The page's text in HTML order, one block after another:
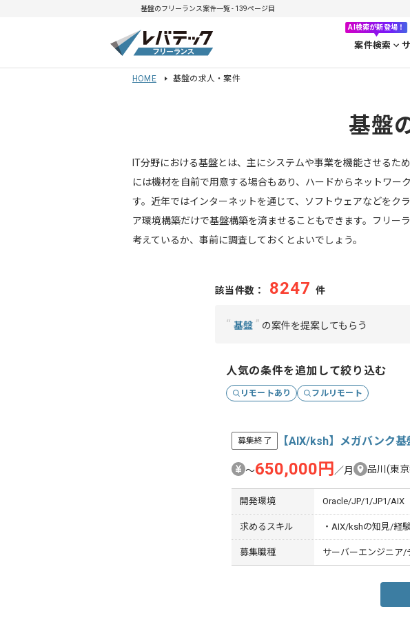
基盤のフリーランス案件一覧 - 139ページ目
AI検索が新登場！
案件検索
HOME 基盤の求人・案件
基盤
IT分野における基盤とは、主にシステムや事業を機能させる
には機材を自前で用意する場合もあり、ハードからネットワ
す。近年ではインターネットを通じて、ソフトウェアなどをク
ア環境構築だけで基盤構築を済ませることもできます。フリ
考えているか、事前に調査しておくとよいでしょう。
該当件数： 8247 件
“ 基盤 ” の案件を提案してもらう
人気の条件を追加して絞り込む
リモートあり フルリモート
募集終了 【AIX/ksh】メガバンク
〜650,000円 ／月 品川(東
開発環境 Oracle/JP/1/JP1/AIX
求めるスキル ・AIX/kshの知見/経
募集職種 サーバーエンジニア/